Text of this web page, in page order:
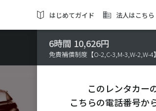
はじめてガイド 法人はこちら
6時間 10,626円
免責補償制度【O-2,C-3,M-3,W-2,W-
このレンタカー
こちらの電話番号か